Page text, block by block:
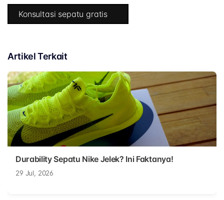
Konsultasi sepatu gratis
Artikel Terkait
Durability Sepatu Nike Jelek? Ini Faktanya!
29 Jul, 2026